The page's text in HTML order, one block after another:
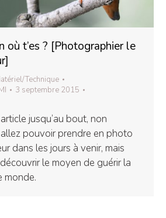
où t’es ? [Photographier le
Technique
3 septembre 2015
jusqu’au bout, non
pouvoir prendre en photo
dans les jours à venir, mais
le moyen de guérir la
monde.